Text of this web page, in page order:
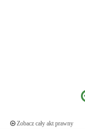
Zobacz cały akt prawny